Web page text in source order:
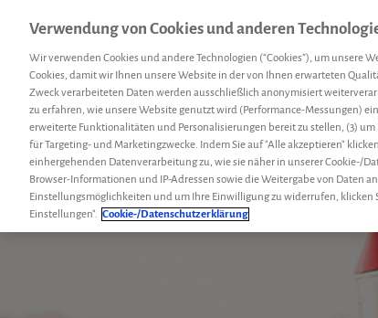
Verwendung von Cookies und anderen
Wir verwenden Cookies und andere Technologien (“Cookies”), um unsere
Cookies, damit wir Ihnen unsere Website in der von Ihnen erwarteten
Zweck verarbeiteten Daten werden ausschließlich anonymisiert
zu erfahren, wie unsere Website genutzt wird (Performance-Messungen)
erweiterte Funktionalitäten und Personalisierungen bereit zu stellen, (3)
für Targeting- und Marketingzwecke. Indem Sie auf "Alle akzeptieren"
einhergehenden Datenverarbeitung zu, wie sie näher in unserer Cookie-/
Browser-Informationen und IP-Adressen sowie die Weitergabe von Daten
Einstellungsmöglichkeiten und um Ihre Einwilligung zu widerrufen, klicken
Einstellungen". Cookie-/Datenschutzerklärung